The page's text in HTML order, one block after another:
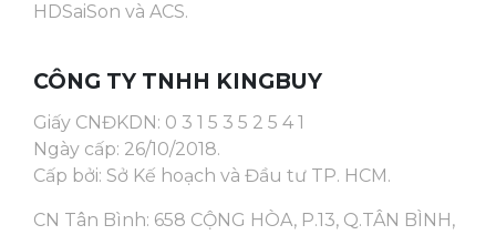
HDSaiSon và ACS.
CÔNG TY TNHH KINGBUY
Giấy CNĐKDN: 0 3 1 5 3 5 2 5 4 1
Ngày cấp: 26/10/2018.
Cấp bởi: Sở Kế hoạch và Đầu tư TP. HCM.
CN Tân Bình: 658 CỘNG HÒA, P.13, Q.TÂN BÌNH,